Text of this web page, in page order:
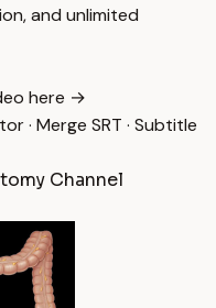
and unlimited
here →
· Merge SRT · Subtitle
Channel